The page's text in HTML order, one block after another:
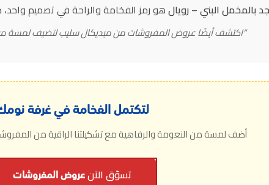
بالمخمل البني – رويالهو رمز الفخامة والراحة في تصميم واحد،
“اكتشف أيضًا عروض المفروشات من ميديكال سليب لتضيف لمسة
لتكتمل الفخامة في غرفة
أضف لمسة من النعومة والرفاهية مع تشكيلتنا الراقية من
تسوّق الآنعروض المفروشات